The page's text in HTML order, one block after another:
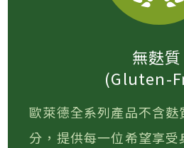
無麩質
(Gluten-
歐萊德全系列產品不含
分，提供每一位希望享